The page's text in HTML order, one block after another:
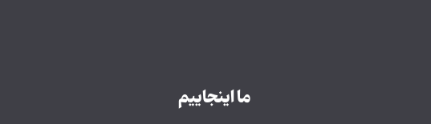
ما اینجاییم